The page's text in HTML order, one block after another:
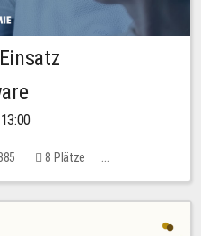
8 Plätze